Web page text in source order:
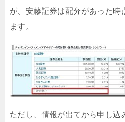
が、安藤証券は配分があった時
ます。
ただし、情報が出てから申し込